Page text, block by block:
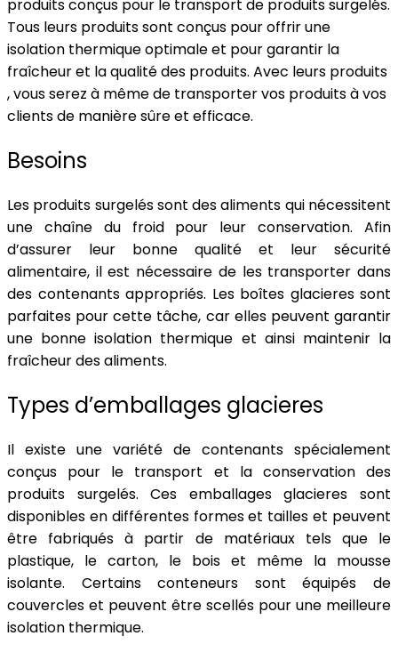
produits conçus pour le transport de produits surgelés.
Tous leurs produits sont conçus pour offrir une
isolation thermique optimale et pour garantir la
fraîcheur et la qualité des produits. Avec leurs produits
, vous serez à même de transporter vos produits à vos
clients de manière sûre et efficace.
Besoins
Les produits surgelés sont des aliments qui nécessitent
une chaîne du froid pour leur conservation. Afin
d’assurer leur bonne qualité et leur sécurité
alimentaire, il est nécessaire de les transporter dans
des contenants appropriés. Les boîtes glacieres sont
parfaites pour cette tâche, car elles peuvent garantir
une bonne isolation thermique et ainsi maintenir la
fraîcheur des aliments.
Types d’emballages glacieres
Il existe une variété de contenants spécialement
conçus pour le transport et la conservation des
produits surgelés. Ces emballages glacieres sont
disponibles en différentes formes et tailles et peuvent
être fabriqués à partir de matériaux tels que le
plastique, le carton, le bois et même la mousse
isolante. Certains conteneurs sont équipés de
couvercles et peuvent être scellés pour une meilleure
isolation thermique.